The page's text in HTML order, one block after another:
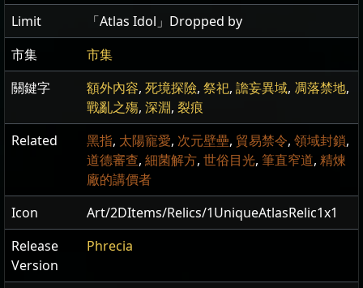
Limit
「Atlas Idol」Dropped by
市集
市集
關鍵字
額外內容, 死境探險, 祭祀, 譫妄異域, 凋落禁地,
戰亂之殤, 深淵, 裂痕
Related
黑指, 太陽寵愛, 次元壁壘, 貿易禁令, 領域封鎖,
道德審查, 細菌解方, 世俗目光, 筆直窄道, 精煉
廠的講價者
Icon
Art/2DItems/Relics/1UniqueAtlasRelic1x1
Release
Version
Phrecia